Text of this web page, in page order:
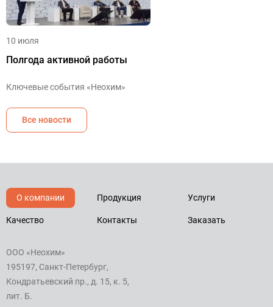
10 июля
Полгода активной работы
Ключевые события «Неохим»
Все новости
О компании Продукция Услуги
Качество Контакты Заказать
ООО «Неохим»
195197, Санкт-Петербург,
Кондратьевский пр., д. 15, к. 5,
лит. Б.